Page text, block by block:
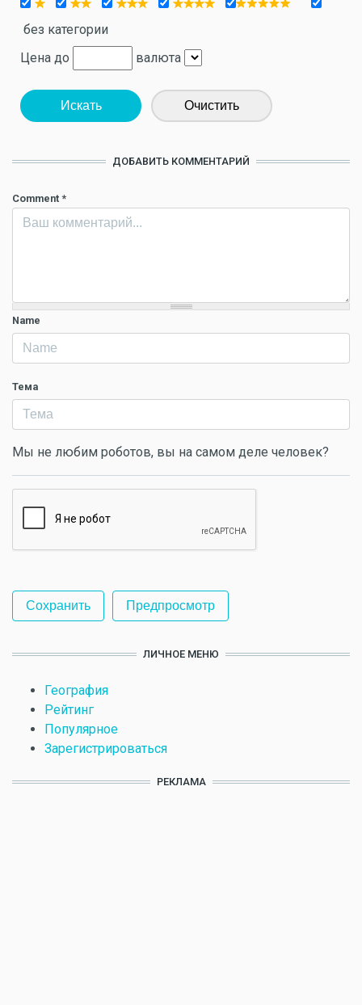
без категории
Цена до
валюта
Искать Очистить
ДОБАВИТЬ КОММЕНТАРИЙ
Comment *
Name
Тема
Мы не любим роботов, вы на самом деле человек?
ЛИЧНОЕ МЕНЮ
География
Рейтинг
Популярное
Зарегистрироваться
РЕКЛАМА